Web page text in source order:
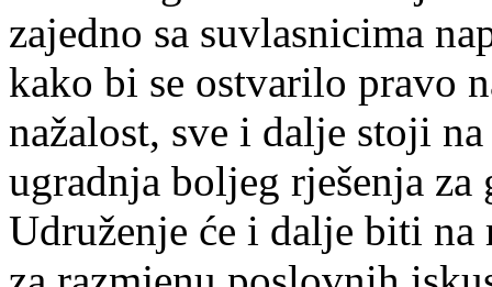
zajedno sa suvlasnicima
kako bi se ostvarilo pravo
nažalost, sve i dalje stoji
ugradnja boljeg rješenja
Udruženje će i dalje biti